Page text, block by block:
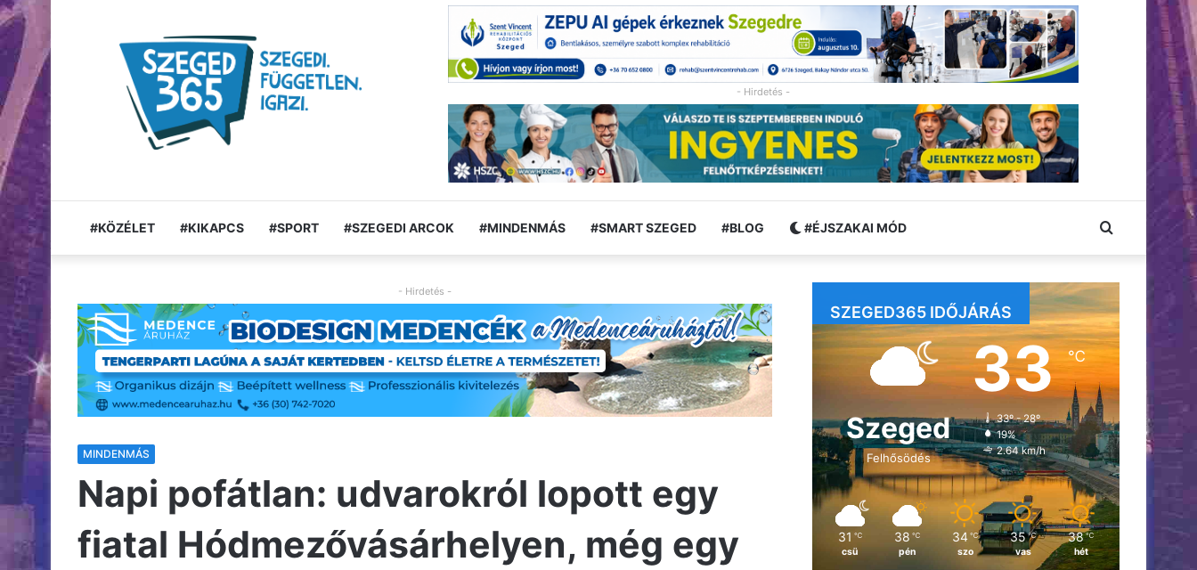
- Hirdetés -
#KÖZÉLET #KIKAPCS #SPORT #SZEGEDI ARCOK #MINDENMÁS #SMART SZEGED #BLOG #ÉJSZAKAI MÓD Keresés:
- Hirdetés -
MINDENMÁS
Napi pofátlan: udvarokról lopott egy
fiatal Hódmezővásárhelyen, még egy
SZEGED365 IDŐJÁRÁS
Szeged
Felhősödés
33℃
33º - 28º
19%
2.64 km/h
31 ℃
csü
38 ℃
pén
34 ℃
szo
35 ℃
vas
38 ℃
hét